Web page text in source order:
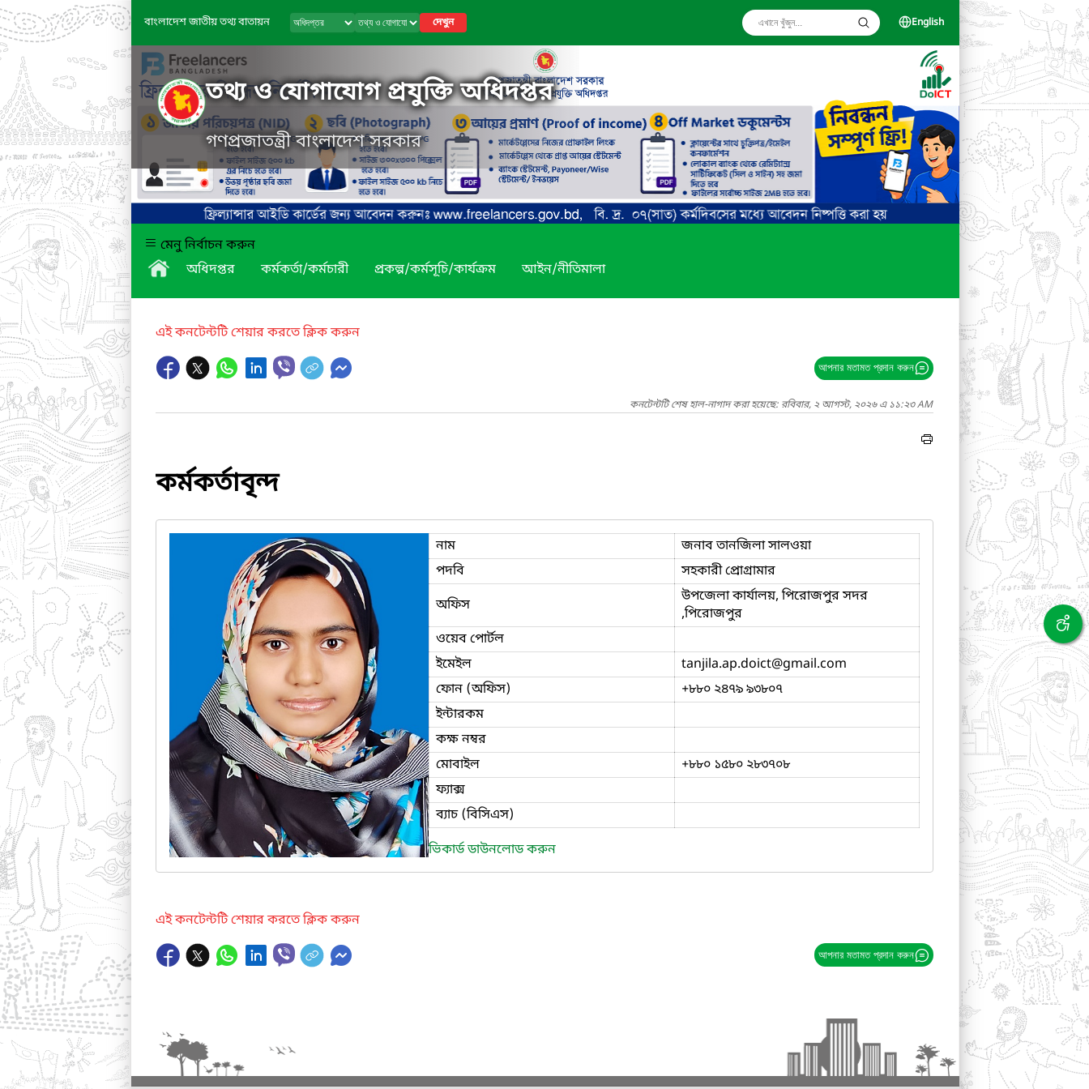
বাংলাদেশ জাতীয় তথ্য বাতায়ন দেখুন English
তথ্য ও যোগাযোগ প্রযুক্তি অধিদপ্তর
গণপ্রজাতন্ত্রী বাংলাদেশ সরকার
মেনু নির্বাচন করুন
অধিদপ্তর
কর্মকর্তা/কর্মচারী প্রকল্প/কর্মসূচি/কার্যক্রম আইন/নীতিমালা
এই কনটেন্টটি শেয়ার করতে ক্লিক করুন
আপনার মতামত প্রদান করুন
কনটেন্টটি শেষ হাল-নাগাদ করা হয়েছে: রবিবার, ২ আগস্ট, ২০২৬ এ ১১:২৩ AM
কর্মকর্তাবৃন্দ
নাম
জনাব তানজিলা সালওয়া
পদবি
সহকারী প্রোগ্রামার
অফিস
উপজেলা কার্যালয়, পিরোজপুর সদর
,পিরোজপুর
ওয়েব পোর্টল
ইমেইল
tanjila.ap.doict@gmail.com
ফোন (অফিস)
+৮৮০ ২৪৭৯ ৯৩৮০৭
ইন্টারকম
কক্ষ নম্বর
মোবাইল
+৮৮০ ১৫৮০ ২৮৩৭০৮
ফ্যাক্স
ব্যাচ (বিসিএস)
ভিকার্ড ডাউনলোড করুন
এই কনটেন্টটি শেয়ার করতে ক্লিক করুন
আপনার মতামত প্রদান করুন